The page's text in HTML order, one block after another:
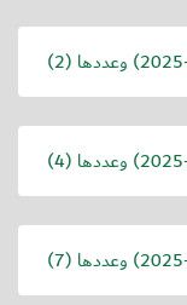
) وعددها (2)
) وعددها (4)
) وعددها (7)